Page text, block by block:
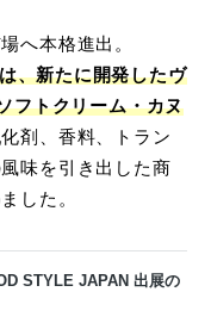
へ本格進出。
、新たに開発したヴ
フトクリーム・カヌ
剤、香料、トラン
味を引き出した商
した。
STYLE JAPAN 出展の